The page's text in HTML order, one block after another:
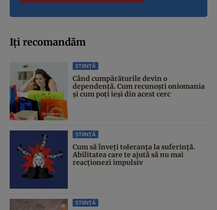
Iți recomandăm
ȘTIINȚĂ
Când cumpărăturile devin o
dependență. Cum recunoști oniomania
și cum poți ieși din acest cerc
ȘTIINȚĂ
Cum să înveți toleranța la suferință.
Abilitatea care te ajută să nu mai
reacționezi impulsiv
ȘTIINȚĂ